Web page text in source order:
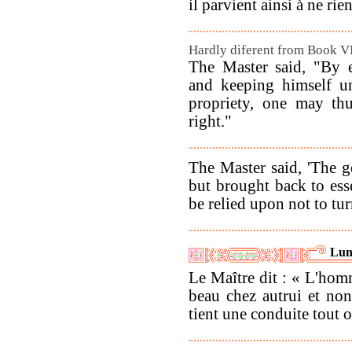
il parvient ainsi à ne
Hardly diferent from Book
The Master said, "By
and keeping himself
propriety, one may
right."
The Master said, 'The
but brought back to
be relied upon not to
Le Maître dit : «
beau chez autrui et
tient une conduite tout